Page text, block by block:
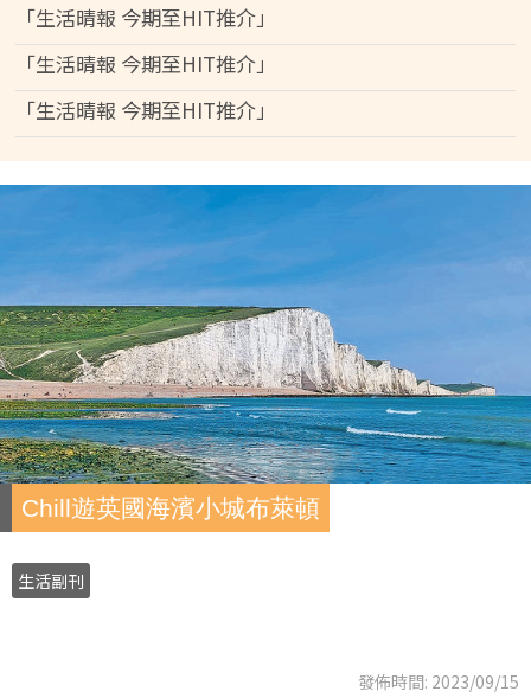
「生活晴報 今期至HIT推介」
「生活晴報 今期至HIT推介」
「生活晴報 今期至HIT推介」
Chill遊英國海濱小城布萊頓
生活副刊
發佈時間: 2023/09/15